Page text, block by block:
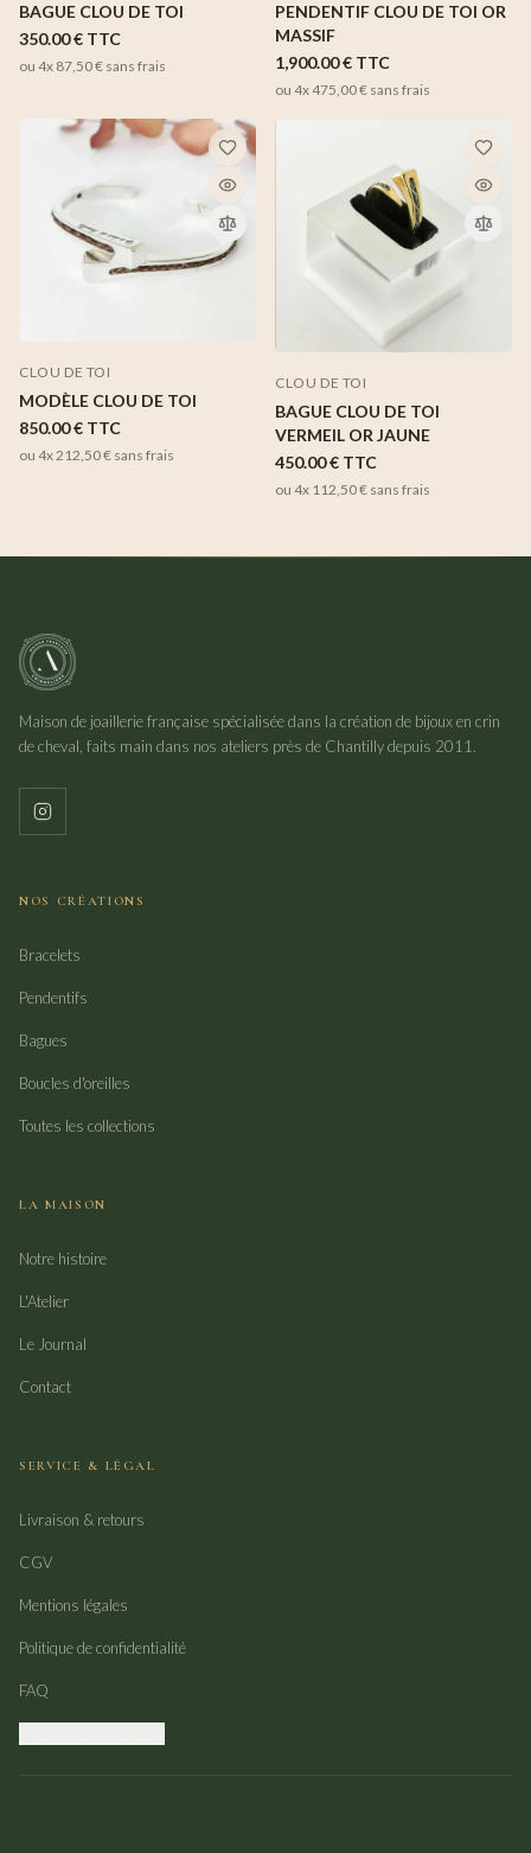
BAGUE CLOU DE TOI
350.00 € TTC
ou 4x 87,50 € sans frais
PENDENTIF CLOU DE TOI OR
MASSIF
1,900.00 € TTC
ou 4x475,00 € sans frais
CLOU DE TOI
MODÈLE CLOU DE TOI
850.00 € TTC
ou 4x212,50 € sans frais
CLOU DE TOI
BAGUE CLOU DE TOI
VERMEIL OR JAUNE
450.00 € TTC
ou 4x 112,50 € sans frais
Maison de joaillerie française spécialisée dans la création de bijoux en crin
de cheval, faits main dans nos ateliers près de Chantilly depuis 2011.
NOS CRÉATIONS
Bracelets
Pendentifs
Bagues
Boucles d'oreilles
Toutes les collections
LA MAISON
Notre histoire
L'Atelier
Le Journal
Contact
SERVICE & LÉGAL
Livraison & retours
CGV
Mentions légales
Politique de confidentialité
FAQ